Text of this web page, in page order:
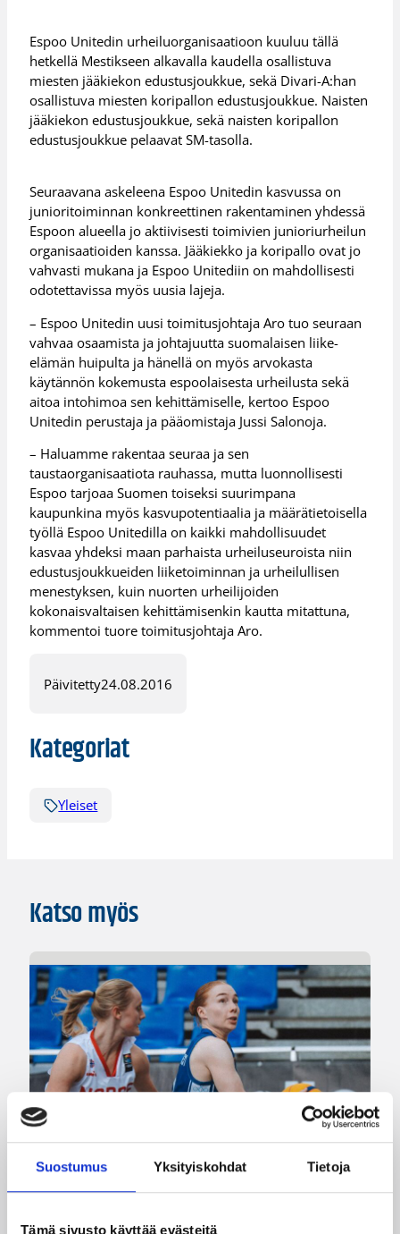
Suostumus Yksityiskohdat Tietoja
Tämä sivusto käyttää evästeitä
Espoo Unitedin urheiluorganisaatioon kuuluu tällä
hetkellä Mestikseen alkavalla kaudella osallistuva
miesten jääkiekon edustusjoukkue, sekä Divari-A:han
osallistuva miesten koripallon edustusjoukkue. Naisten
jääkiekon edustusjoukkue, sekä naisten koripallon
edustusjoukkue pelaavat SM-tasolla.
Seuraavana askeleena Espoo Unitedin kasvussa on
junioritoiminnan konkreettinen rakentaminen yhdessä
Espoon alueella jo aktiivisesti toimivien junioriurheilun
organisaatioiden kanssa. Jääkiekko ja koripallo ovat jo
vahvasti mukana ja Espoo Unitediin on mahdollisesti
odotettavissa myös uusia lajeja.
– Espoo Unitedin uusi toimitusjohtaja Aro tuo seuraan
vahvaa osaamista ja johtajuutta suomalaisen liike-
elämän huipulta ja hänellä on myös arvokasta
käytännön kokemusta espoolaisesta urheilusta sekä
aitoa intohimoa sen kehittämiselle, kertoo Espoo
Unitedin perustaja ja pääomistaja Jussi Salonoja.
– Haluamme rakentaa seuraa ja sen
taustaorganisaatiota rauhassa, mutta luonnollisesti
Espoo tarjoaa Suomen toiseksi suurimpana
kaupunkina myös kasvupotentiaalia ja määrätietoisella
työllä Espoo Unitedilla on kaikki mahdollisuudet
kasvaa yhdeksi maan parhaista urheiluseuroista niin
edustusjoukkueiden liiketoiminnan ja urheilullisen
menestyksen, kuin nuorten urheilijoiden
kokonaisvaltaisen kehittämisenkin kautta mitattuna,
kommentoi tuore toimitusjohtaja Aro.
Päivitetty24.08.2016
Kategoriat
Yleiset
Katso myös
3×3 08.08.2026 22:58
Suomea edustavat 3×3-